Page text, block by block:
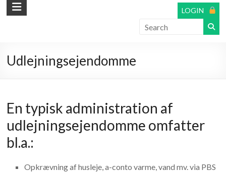
Professionel
Ejendomsadministration
LOGIN
Udlejningsejendomme
En typisk administration af
udlejningsejendomme omfatter
bl.a.:
Opkrævning af husleje, a-conto varme, vand mv. via PBS